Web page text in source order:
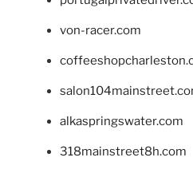
von-racer.com
alkaspringswater.com
318mainstreet8h.com